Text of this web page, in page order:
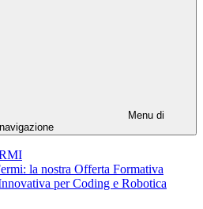
Menu di
navigazione
la nostra Offerta Formativa
per Coding e Robotica